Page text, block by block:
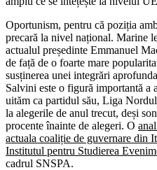
Oportunism, pentru că poziția
precară la nivel național. Marine
actualul președinte Emmanuel
de față de o foarte mare
susținerea unei integrări
Salvini este o figură importantă a
uităm ca partidul său, Liga
la alegerile de anul trecut, deși
procente înainte de alegeri. O
actuala coaliție de guvernare din
Institutul pentru Studierea
cadrul SNSPA.